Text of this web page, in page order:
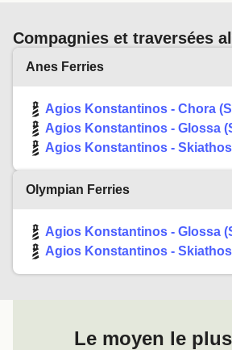
out actual experience was!
pas de service à bord, réservation
Compagnies et traversées
Anes Ferries
Agios Konstantinos - Chora
Agios Konstantinos - Glossa
Agios Konstantinos - Skiathos
Olympian Ferries
Agios Konstantinos - Glossa
Agios Konstantinos - Skiathos
Le moyen le